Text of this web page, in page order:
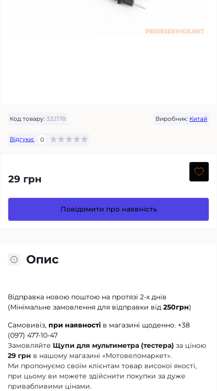
Код товару: 332178 Виробник: Китай
Відгуки: 0
29 грн
Повідомити про наявність
Опис
Відправка новою поштою на протязі 2-х днів
(Мінімальне замовлення для відправки від 250грн)
Самовивіз, при наявності в магазині щоденно. +38
(097) 477-10-47
Замовляйте Щупи для мультиметра (тестера) за ціною
29 грн в нашому магазині «Мотовеломаркет».
Ми пропонуємо своїм клієнтам товар високої якості,
при цьому ви можете здійснити покупки за дуже
привабливими цінами.